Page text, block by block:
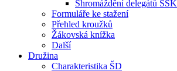
Shromáždění delegátů ŠSK
Formuláře ke stažení
Přehled kroužků
Žákovská knížka
Další
Družina
Charakteristika ŠD